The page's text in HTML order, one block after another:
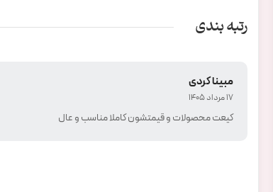
رتبه بندی
مبینا کردی
17 مرداد 1405
کیعت محصولات و قیمتشون کاملا مناسب و عال